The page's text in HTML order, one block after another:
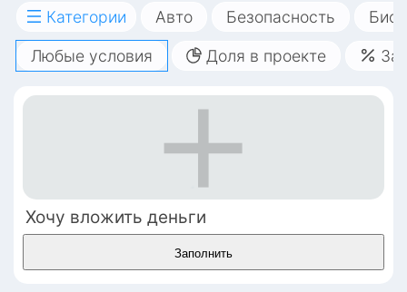
Категории Авто Безопасность
Любые условия Доля в проекте
Хочу вложить деньги
Заполнить